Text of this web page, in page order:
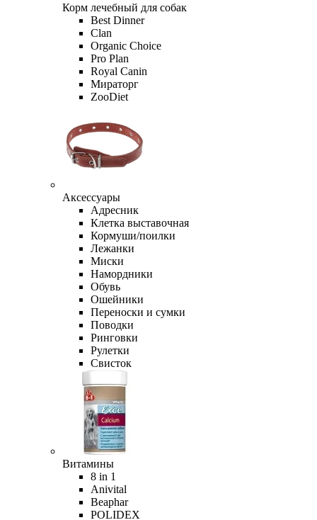
Корм лечебный для собак
Best Dinner
Clan
Organic Сhoice
Pro Plan
Royal Canin
Мираторг
ZooDiet
Аксессуары
Адресник
Клетка выставочная
Кормуши/поилки
Лежанки
Миски
Намордники
Обувь
Ошейники
Переноски и сумки
Поводки
Ринговки
Рулетки
Свисток
Витамины
8 in 1
Anivital
Beaphar
POLIDEX